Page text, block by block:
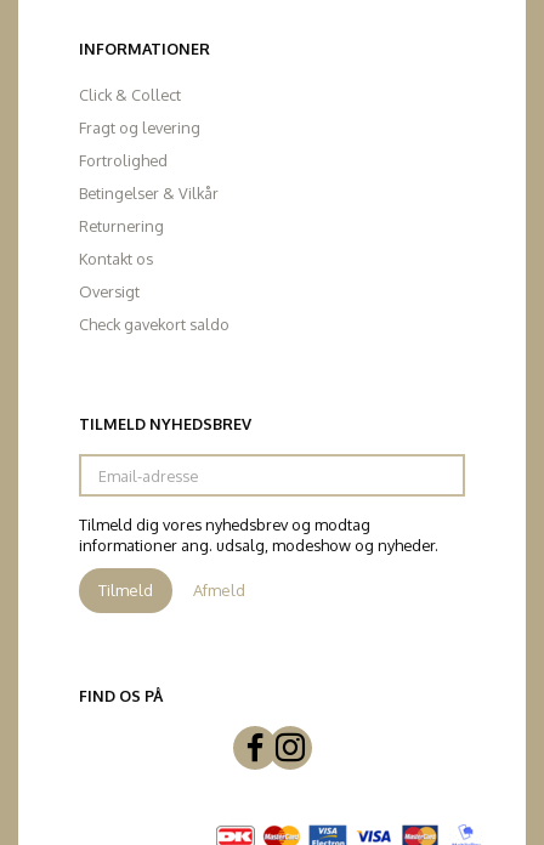
INFORMATIONER
Click & Collect
Fragt og levering
Fortrolighed
Betingelser & Vilkår
Returnering
Kontakt os
Oversigt
Check gavekort saldo
TILMELD NYHEDSBREV
Email-
adresse
Tilmeld dig vores nyhedsbrev og modtag
informationer ang. udsalg, modeshow og nyheder.
Tilmeld Afmeld
FIND OS PÅ